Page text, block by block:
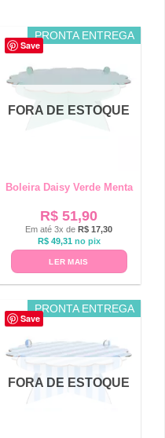
Save
PRONTA ENTREGA
FORA DE ESTOQUE
Boleira Daisy Verde Menta
R$ 51,90
Em até 3x de R$ 17,30
R$49,31 no pix
LER MAIS
Save
PRONTA ENTREGA
FORA DE ESTOQUE